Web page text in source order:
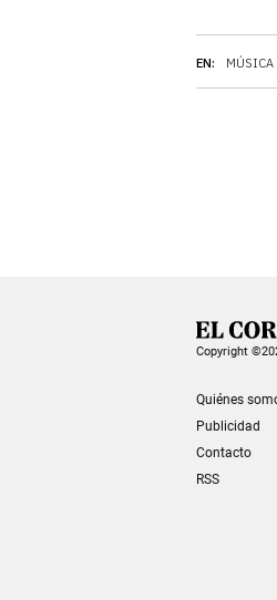
EN: MÚSICA
Copyright
Quiénes
Publicidad
Contacto
RSS